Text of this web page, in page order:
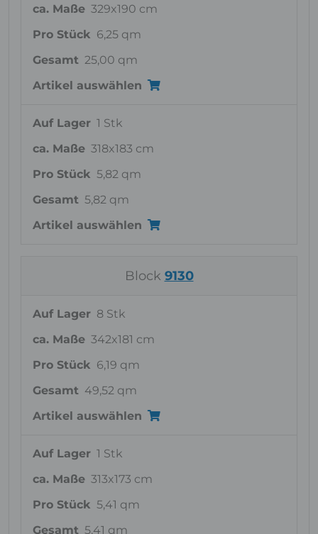
ca. Maße 329x190 cm
Pro Stück 6,25 qm
Gesamt 25,00 qm
Artikel auswählen
Auf Lager 1 Stk
ca. Maße 318x183 cm
Pro Stück 5,82 qm
Gesamt 5,82 qm
Artikel auswählen
Block 9130
Auf Lager 8 Stk
ca. Maße 342x181 cm
Pro Stück 6,19 qm
Gesamt 49,52 qm
Artikel auswählen
Auf Lager 1 Stk
ca. Maße 313x173 cm
Pro Stück 5,41 qm
Gesamt 5,41 qm